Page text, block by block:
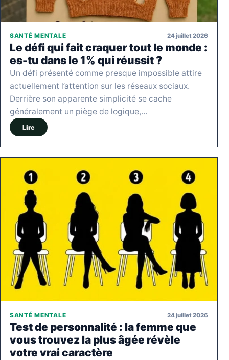
SANTÉ MENTALE 24 juillet 2026
Le défi qui fait craquer tout le monde :
es-tu dans le 1% qui réussit ?
Un défi présenté comme presque impossible attire
actuellement l’attention sur les réseaux sociaux.
Derrière son apparente simplicité se cache
généralement un piège de logique,…
Lire
SANTÉ MENTALE 24 juillet 2026
Test de personnalité : la femme que
vous trouvez la plus âgée révèle
votre vrai caractère